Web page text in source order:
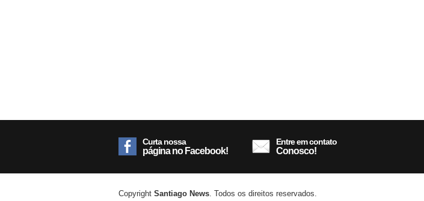
Curta nossa
página no Facebook!
Entre em contato
Conosco!
Copyright Santiago News . Todos os direitos reservados.